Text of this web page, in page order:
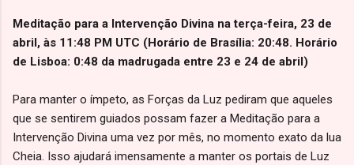
Meditação para a Intervenção Divina na terça-feira, 23 de
abril, às 11:48 PM UTC (Horário de Brasília: 20:48. Horário
de Lisboa: 0:48 da madrugada entre 23 e 24 de abril)
Para manter o ímpeto, as Forças da Luz pediram que aqueles
que se sentirem guiados possam fazer a Meditação para a
Intervenção Divina uma vez por mês, no momento exato da lua
Cheia. Isso ajudará imensamente a manter os portais de Luz